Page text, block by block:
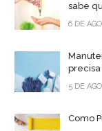
sabe
6 DE
5 DE
Como